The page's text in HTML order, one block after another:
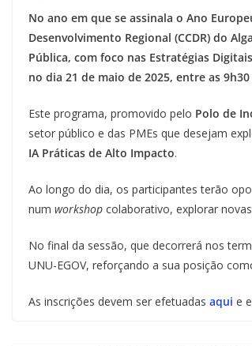
e
b
o
k
e
s
y
e
a
s
t
e
e
s
t
k
e
d
I
n
a
t
s
p
p
e
g
r
a
m
i
l
i
n
t
y
L
n
k
No ano em que se assinala o Ano
Desenvolvimento Regional (CCDR) do
Pública, com foco nas Estratégias
no dia 21 de maio de 2025, entre as 9h30
Este programa, promovido pelo Polo de
setor público e das PMEs que desejam
IA Práticas de Alto Impacto.
Ao longo do dia, os participantes terão
num workshop colaborativo, explorar
No final da sessão, que decorrerá nos
UNU-EGOV, reforçando a sua posição
As inscrições devem ser efetuadas aqui e